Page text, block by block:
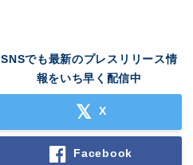
SNSでも最新のプレスリリース情
報をいち早く配信中
X
Facebook